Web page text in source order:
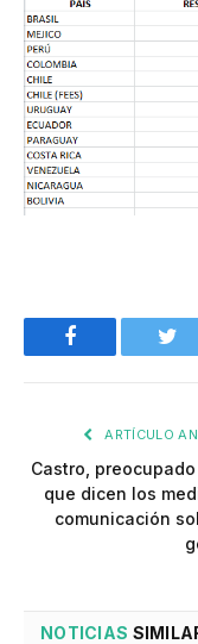
Facebook
ARTÍCULO
Castro,
que dicen los
comunicación
NOTICIAS